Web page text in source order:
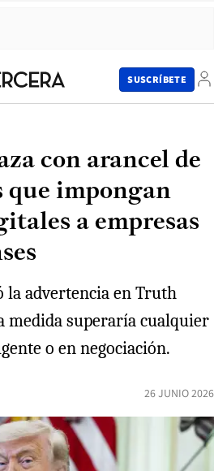
SUSCRÍBETE
con arancel de
que impongan
a empresas
la advertencia en Truth
medida superaría cualquier
o en negociación.
26 JUNIO 2026